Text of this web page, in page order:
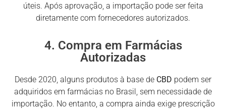
úteis. Após aprovação, a importação pode ser feita
diretamente com fornecedores autorizados.
4. Compra em Farmácias
Autorizadas
Desde 2020, alguns produtos à base de CBD podem ser
adquiridos em farmácias no Brasil, sem necessidade de
importação. No entanto, a compra ainda exige prescrição